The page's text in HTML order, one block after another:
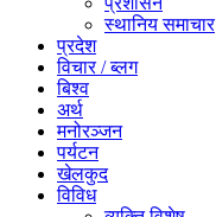
स्थानिय समाचार
प्रदेश
विचार / ब्लग
बिश्व
अर्थ
मनोरञ्जन
पर्यटन
खेलकुद
विविध